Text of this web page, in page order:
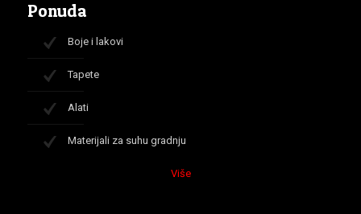
Ponuda
Boje i lakovi
Tapete
Alati
Materijali za suhu gradnju
Više